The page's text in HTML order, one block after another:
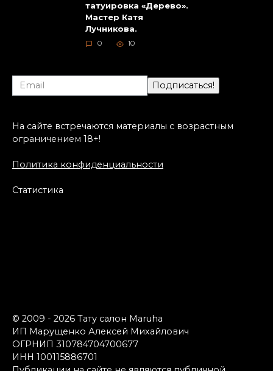
татуировка «Дерево».
Мастер Катя
Лучникова.
0 10
На сайте встречаются материалы с возрастным
ограничением 18+!
Политика конфиденциальности
Статистика
© 2009 - 2026 Тату салон Maruha
ИП Марущенко Алексей Михайлович
ОГРНИП 310784704700677
ИНН 100115886701